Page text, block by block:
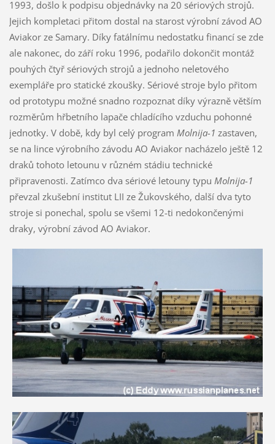
1993, došlo k podpisu objednávky na 20 sériových strojů.
Jejich kompletaci přitom dostal na starost výrobní závod AO
Aviakor ze Samary. Díky fatálnímu nedostatku financí se zde
ale nakonec, do září roku 1996, podařilo dokončit montáž
pouhých čtyř sériových strojů a jednoho neletového
exempláře pro statické zkoušky. Sériové stroje bylo přitom
od prototypu možné snadno rozpoznat díky výrazně větším
rozměrům hřbetního lapače chladícího vzduchu pohonné
jednotky. V době, kdy byl celý program Molnija-1 zastaven,
se na lince výrobního závodu AO Aviakor nacházelo ještě 12
draků tohoto letounu v různém stádiu technické
připravenosti. Zatímco dva sériové letouny typu Molnija-1
převzal zkušební institut LII ze Žukovského, další dva tyto
stroje si ponechal, spolu se všemi 12-ti nedokončenými
draky, výrobní závod AO Aviakor.